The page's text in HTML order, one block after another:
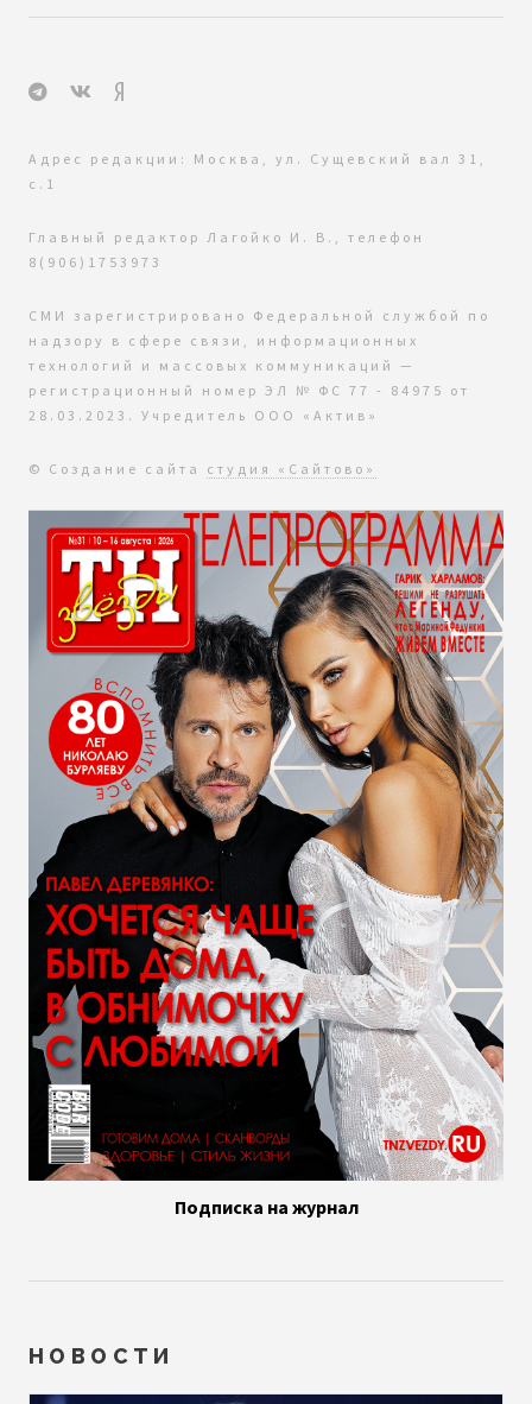
Адрес редакции: Москва, ул. Сущевский вал 31,
с.1
Главный редактор Лагойко И. В., телефон
8(906)1753973
СМИ зарегистрировано Федеральной службой по
надзору в сфере связи, информационных
технологий и массовых коммуникаций —
регистрационный номер ЭЛ № ФС 77 - 84975 от
28.03.2023. Учредитель ООО «Актив»
© Создание сайта студия «Сайтово»
Подписка на журнал
НОВОСТИ